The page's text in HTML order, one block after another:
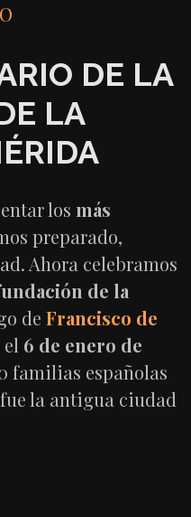
DE LA
LA
los más
preparado,
Ahora celebramos
de la
de Francisco de
6 de enero de
familias españolas
la antigua ciudad